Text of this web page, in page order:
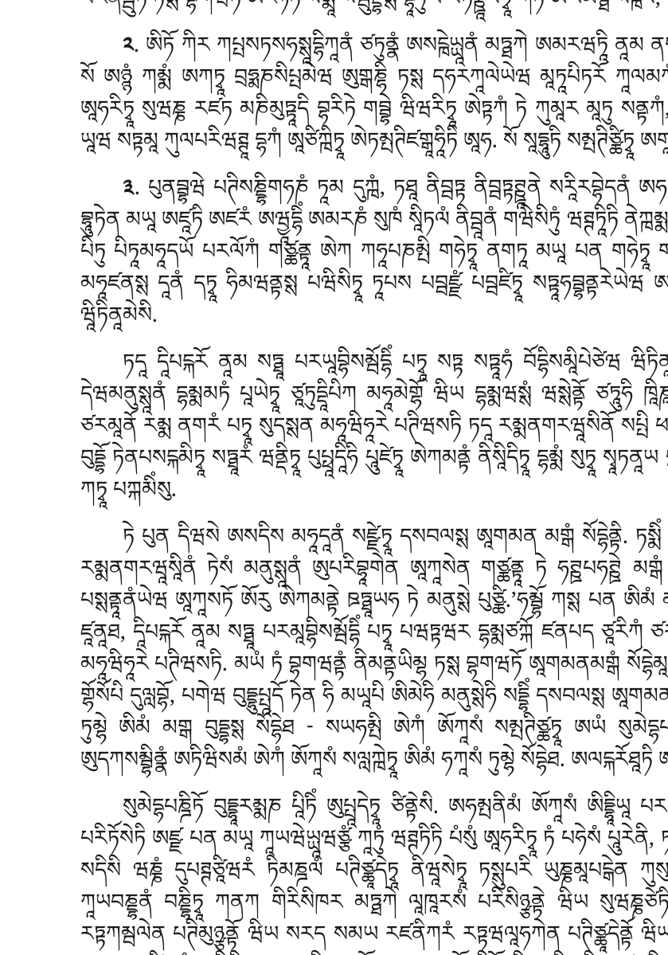
༢. ཨིཏོ ཀིར ཀཔྤསཏསཧསྶཱདྷིཀཱནཾ ཙཏུནྣཾ ཨསངྑེཡྻཱནཾ མཏྠཀེ ཨམརཝཏཱི ནཱམ
སོ ཨཉྙཾ ཀམྨཾ ཨཀཏྭཱ བྲཧྨཎསིཔྤམེཝ ཨུགྒཎྷི ཏསྶ དཧརཀཱལེཡེཝ མཱཏཱཔིཏརོ
ཨཱཧརིཏྭཱ སུཝཎྞ རཛཏ མཎིམུཏྟཱདི བྷརིཏེ གབྦྷེ ཝིཝརིཏྭཱ ཨེཏྟཀཾ ཏེ ཀུམཱར མཱཏུ
ཡཱཝ སཏྟམཱ ཀུལཔརིཝཊྚཱ དྷཀཾ ཨཱཙིཀྑིཏྭཱ ཨེཏམྤཊིཛགྒཱཧཱིཏི ཨཱཧ. སོ སཱདྷཱུཏི སམྤཊིཙྪིཏྭཱ
༣. པུནབྦྷཝེ པཊིསཎྡྷིགཧཎཾ ཏཱམ དུཀྑཾ, ཏཐཱ ནིབྦཏྟ ནིབྦཏྟཊྛཱནེ སརཱིརབྷེདནཾ
བྷཱུཏེན མཡཱ ཨཛཱཏི ཨཛརཾ ཨཝྱཱདྷིཾ ཨམརཎཾ སུཁཾ སཱིཏལཾ ནིབྦཱནཾ གཝེསིཏུཾ ཝཊྚཏཱིཏི
པིཏུ པིཏཱམཧཱདཡོ པརལོཀཾ གཙྪནྟཱ ཨེཀ ཀཧཱཔཎམྤི གཧེཏྭཱ ནགཏཱ མཡཱ པན
མཧཱཛནསྶ དཱནཾ དཏྭཱ ཧིམཝནྟསྶ པཝིསིཏྭཱ ཏཱཔས པབྦཛྫཾ པབྦཛིཏྭཱ
ཝཱིཏིནཱམེསི.
ཏདཱ དཱིཔངྐརོ ནཱམ སཏྠཱ པརཡཱབྷིསམྦོདྷིཾ པཏྭཱ སཏྟ སཏྟཱཧཾ བོདྷིསམཱིཔེཙེཝ
དེཝམནུསྶཱནཾ དྷམྨམཏཾ པཱཡེཏྭཱ ཙཱཏུདྡཱིཔིཀ མཧཱམེགྷོ ཝིཡ དྷམྨཝསྶཾ ཝསྶེནྟོ ཙཏཱུཧི
ཙརམཱནོ རམྨ ནགརཾ པཏྭཱ སུདསྶན མཧཱཝིཧཱརེ པཊིཝསཏི ཏདཱ རམྨནགརཝཱསིནོ སཔྤི
བུདྡྷོ ཏེནཔསངྐམིཏྭཱ སཏྠཱརཾ ཝནྡིཏྭཱ པུཔྥཱདཱིཧི པཱུཛེཏྭཱ ཨེཀམནྟཾ ནིསཱིདིཏྭཱ དྷམྨཾ སུཏྭཱ
ཀཏྭཱ པཀྐམིཾསུ.
ཏེཔུན དིཝསེ ཨསདིས མཧཱདཱནཾ སཛྫེཏྭཱ དསབལསྶ ཨཱགམན མགྒཾ སོདྷེནྟི.
རམྨནགརཝཱསཱིནཾ ཏེསཾ མནུསྶཱནཾ ཨུཔརིབྷཱགེན ཨཱཀཱསེན གཙྪནྟཱ ཏེ ཧཊྛཔཧཊྛེ
པསྶནྟཱནཾཡེཝ ཨཱཀཱསཏོ ཨོརུ ཨེཀམནྟེ ཋཏྠཱཡཧ ཏེ མནུསྶེ པུཙྪི.’ཧམྦྷོ ཀསྶ པན ཨིམཾ
ཛཱནཱཐ, དཱིཔངྐརོ ནཱམ སཏྠཱ པརམཱབྷིསམྦོདྷིཾ པཏྭཱ པཝཏྟཝར དྷམྨཙཀྐོ ཛནཔད
མཧཱཝིཧཱརེ པཊིཝསཏི. མཡཾ ཏཾ བྷགཝནྟཾ ནིམནྟཡིམྷ ཏསྶ བྷགཝཏོ ཨཱགམནམགྒཾ
གྷོསོཔི དུལླབྷོ, པགེཝ བུདྡྷུཔྤཱདོ ཏེན ཧི མཡཱཔི ཨིམེཧི མནུསྶེཧི སདྡྷིཾ དསབལསྶ
ཏུམྷེ ཨིམཾ མགྒ བུདྡྷསྶ སོདྷེཐ - སཡཧམྤི ཨེཀཾ ཨོཀཱསཾ སམྤཊིཙྪཏྭཱ ཨཡཾ
ཨུདཀསམྦྷིནྣཾ ཨཏིཝིསམཾ ཨེཀཾ ཨོཀཱསཾ སལླཀྑེཏྭཱ ཨིམཾ ཧཀཱསཾ ཏུམྷེ སོདྷེཐ. ཨལངྐརོཐཱཏི
སུམེདྷཔཎྜིཏོ བུདྡྷཱརམྨཎ པཱིཏིཾ ཨུཔྤཱདེཏྭཱ ཙིནྟེསི. ཨཧམྤནིམཾ ཨོཀཱསཾ ཨིདྡྷཱིཡཱ
པརིཏོསེཏི ཨཛྫ པན མཡཱ ཀཱཡཝེཡྻཱཝཙྩཾ ཀཱཏུཾ ཝཊྚཏིཏི པཾསུཾ ཨཱཧརིཏྭཱ ཏཾ པཧེསཾ
སདིསི ཝཎྞཾ དུཔཊྚཙཱིཝརཾ ཏིམཎྜལཾ པཊིཙྪཱདེཏྭཱ ནིཝཱསེཏྭཱ ཏསྶུཔརི ཡུཎྞམཱཔངྒེན
ཀཱཡབཎྡྷནཾ བཎྡྷིཏྭཱ ཀནཀ གིརིསིཁར མཏྠཀེ ལཱཁཱརསཾ པརིསིཉྩནྟེ ཝིཡ
རཏྟཀམྦལེན པཊིམུཉྩནྟོ ཝིཡ སརད སམཡ རཛནིཀརཾ རཏྟཝལཱཧཀེན པཊིཙྪཱདེནྟོ